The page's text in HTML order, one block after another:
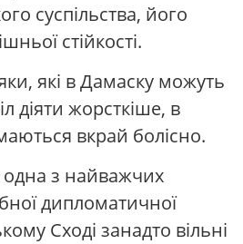
суспільства, його
стійкості.
які в Дамаску можуть
діяти жорсткіше, в
вкрай болісно.
одна з найважчих
дипломатичної
Сході занадто вільні